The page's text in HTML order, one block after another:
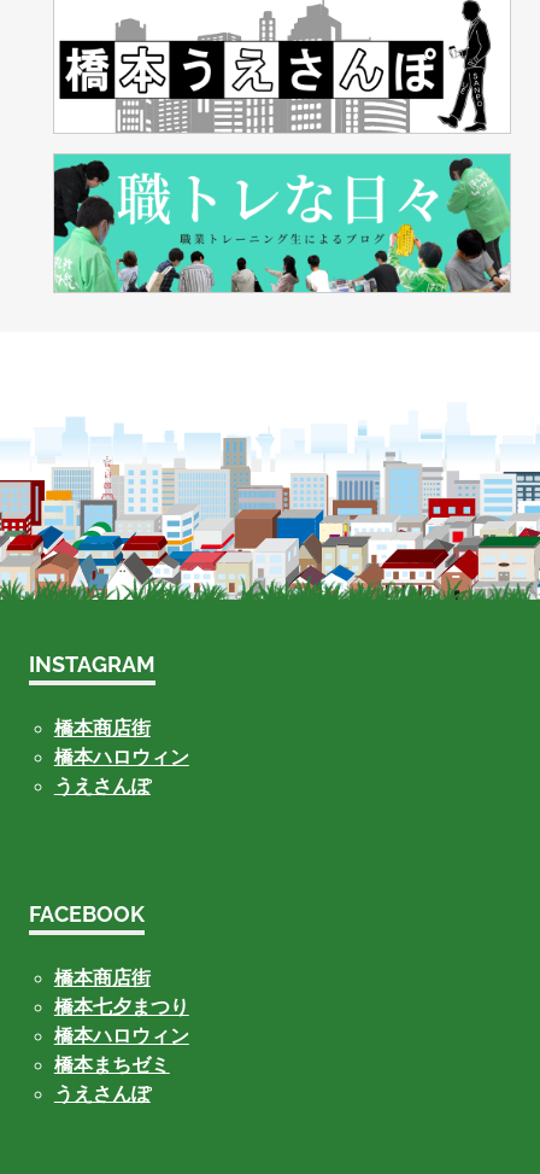
INSTAGRAM
橋本商店街
橋本ハロウィン
うえさんぽ
FACEBOOK
橋本商店街
橋本七夕まつり
橋本ハロウィン
橋本まちゼミ
うえさんぽ